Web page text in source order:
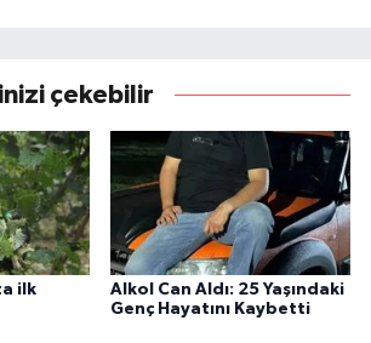
çekebilir
ilk
Alkol Can Aldı: 25 Yaşındaki
Genç Hayatını Kaybetti